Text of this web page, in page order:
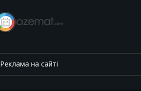
Реклама на сайті